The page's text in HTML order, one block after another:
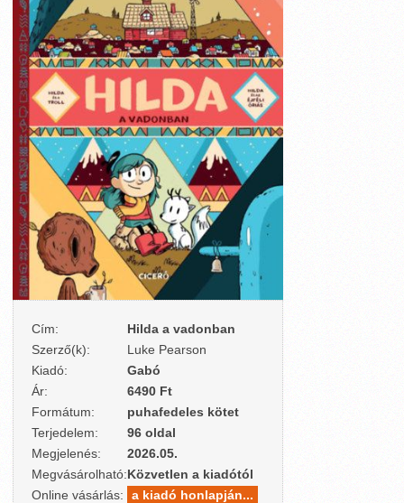
Cím:
Hilda a vadonban
Szerző(k):
Luke Pearson
Kiadó:
Gabó
Ár:
6490 Ft
Formátum:
puhafedeles kötet
Terjedelem:
96 oldal
Megjelenés:
2026.05.
Megvásárolható:Közvetlen a kiadótól
Online vásárlás:
a kiadó honlapján...